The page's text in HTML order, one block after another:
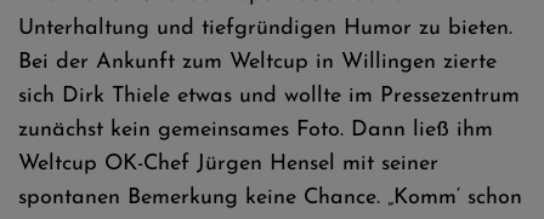
Unterhaltung und tiefgründigen Humor zu bieten.
Bei der Ankunft zum Weltcup in Willingen zierte
sich Dirk Thiele etwas und wollte im Pressezentrum
zunächst kein gemeinsames Foto. Dann ließ ihm
Weltcup OK-Chef Jürgen Hensel mit seiner
spontanen Bemerkung keine Chance. „Komm‘ schon